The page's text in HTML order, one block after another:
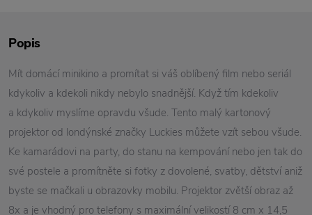
Popis
Mít domácí minikino a promítat si váš oblíbený film nebo seriál
kdykoliv a kdekoli nikdy nebylo snadnější. Když tím kdekoliv
a kdykoliv myslíme opravdu všude. Tento malý kartonový
projektor od londýnské značky Luckies můžete vzít sebou všude.
Ke kamarádovi na party, do stanu na kempování nebo jen tak do
své postele a promítněte si fotky z dovolené, svatby, dětství aniž
byste se mačkali u obrazovky mobilu. Projektor zvětší obraz až
8x a je vhodný pro telefony s maximální velikostí 8 cm x 14,5